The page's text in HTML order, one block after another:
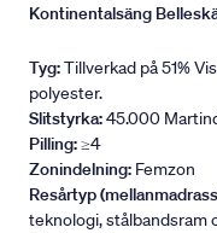
Kontinentalsäng
Tyg:Tillverkad på 51%
polyester.
Slitstyrka:45.000
Pilling:≥4
Zonindelning: Femzon
Resårtyp
teknologi, stålbandsram